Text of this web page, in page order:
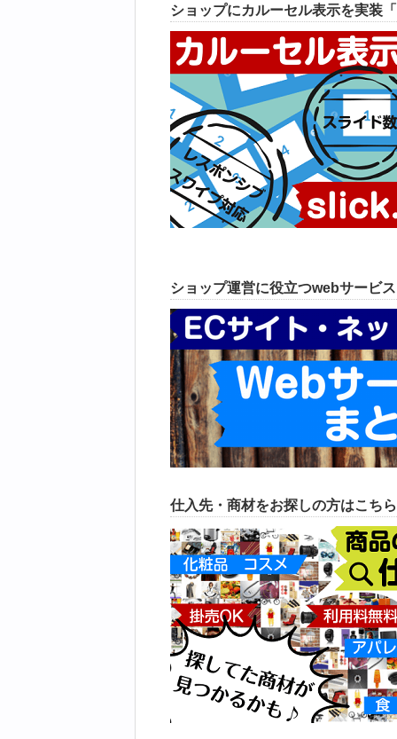
ショップにカルーセル表示を実装
ショップ運営に役立つwebサービ
仕入先・商材をお探しの方はこち